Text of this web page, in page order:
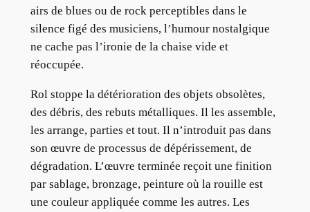
airs de blues ou de rock perceptibles dans le
silence figé des musiciens, l’humour nostalgique
ne cache pas l’ironie de la chaise vide et
réoccupée.
Rol stoppe la détérioration des objets obsolètes,
des débris, des rebuts métalliques. Il les assemble,
les arrange, parties et tout. Il n’introduit pas dans
son œuvre de processus de dépérissement, de
dégradation. L’œuvre terminée reçoit une finition
par sablage, bronzage, peinture où la rouille est
une couleur appliquée comme les autres. Les